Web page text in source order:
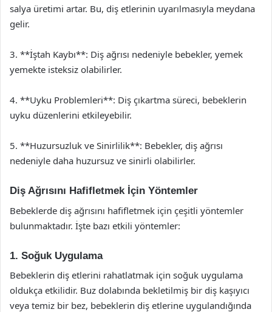
salya üretimi artar. Bu, diş etlerinin uyarılmasıyla meydana
gelir.
3. **İştah Kaybı**: Diş ağrısı nedeniyle bebekler, yemek
yemekte isteksiz olabilirler.
4. **Uyku Problemleri**: Diş çıkartma süreci, bebeklerin
uyku düzenlerini etkileyebilir.
5. **Huzursuzluk ve Sinirlilik**: Bebekler, diş ağrısı
nedeniyle daha huzursuz ve sinirli olabilirler.
Diş Ağrısını Hafifletmek İçin Yöntemler
Bebeklerde diş ağrısını hafifletmek için çeşitli yöntemler
bulunmaktadır. İşte bazı etkili yöntemler:
1. Soğuk Uygulama
Bebeklerin diş etlerini rahatlatmak için soğuk uygulama
oldukça etkilidir. Buz dolabında bekletilmiş bir diş kaşıyıcı
veya temiz bir bez, bebeklerin diş etlerine uygulandığında